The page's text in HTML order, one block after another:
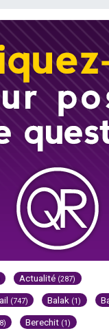
Actualité (287)
(747) Balak (1)
Berechit (1)